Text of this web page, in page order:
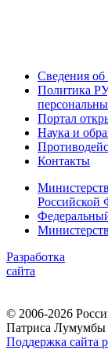
Сведения об
Политика
Портал
Наука и
Контакты
Российской
Разработка
сайта
© 2006-2026
Патриса Лумумбы
Поддержка сайта